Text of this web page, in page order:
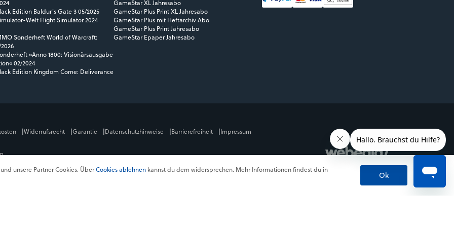
Edition Baldur's Gate 3 05/2025
Welt Flight Simulator 2024
Sonderheft World of Warcraft:
»Anno 1800: Visionärsausgabe
02/2024
Edition Kingdom Come: Deliverance
GameStar XL Jahresabo
GameStar Plus Print XL Jahresabo
GameStar Plus mit Heftarchiv Abo
GameStar Plus Print Jahresabo
GameStar Epaper Jahresabo
Widerrufsrecht Garantie Datenschutzhinweise Barrierefreiheit
Impressum
fallen
an. Preise in Österreich und der Schweiz können abweichen.
unsere Partner Cookies. ÜberCookies ablehnen kannst du dem widersprechen. Mehr Informationen findest du in
Ok